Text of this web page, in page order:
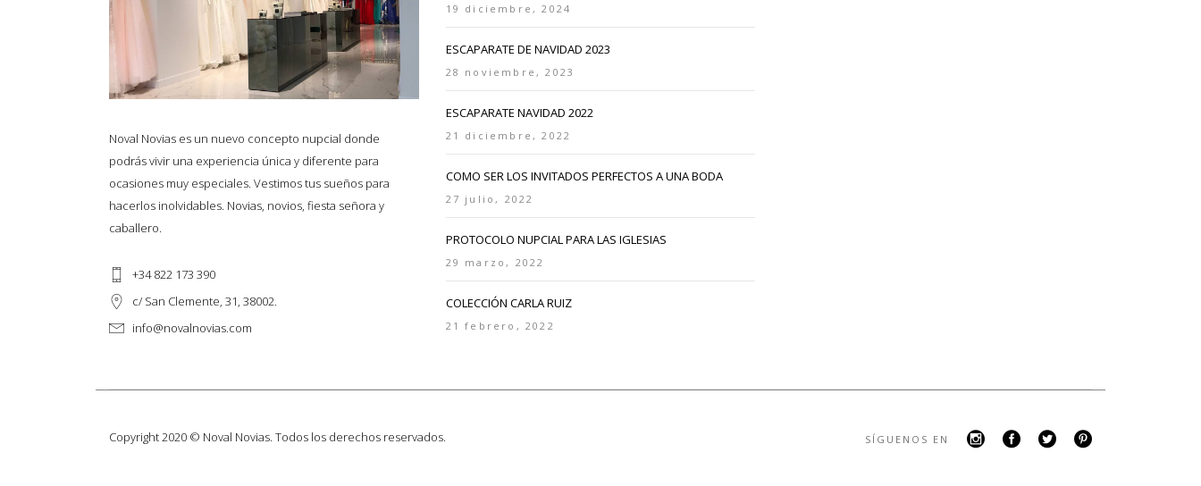
Noval Novias es un nuevo concepto nupcial donde
podrás vivir una experiencia única y diferente para
ocasiones muy especiales. Vestimos tus sueños para
hacerlos inolvidables. Novias, novios, fiesta señora y
caballero.
+34 822 173 390
c/ San Clemente, 31, 38002.
info@novalnovias.com
19 diciembre, 2024
ESCAPARATE DE NAVIDAD 2023
28 noviembre, 2023
ESCAPARATE NAVIDAD 2022
21 diciembre, 2022
COMO SER LOS INVITADOS PERFECTOS A UNA BODA
27 julio, 2022
PROTOCOLO NUPCIAL PARA LAS IGLESIAS
29 marzo, 2022
COLECCIÓN CARLA RUIZ
21 febrero, 2022
Copyright 2020 © Noval Novias. Todos los derechos reservados. SÍGUENOS EN